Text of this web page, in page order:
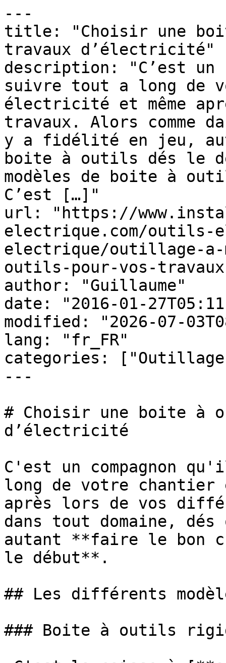
---
title: "Choisir une
travaux d’électricité"
description: "C’est un
suivre tout a long de
électricité et même
travaux. Alors comme
y a fidélité en jeu,
boite à outils dés le
modèles de boite à
C’est […]"
url: "https://
electrique.com/
electrique/outillage-
outils-pour-vos-
author: "Guillaume"
date: "2016-01-
modified: "2026-07-
lang: "fr_FR"
categories:
---
# Choisir une boite à
d’électricité
C'est un compagnon
long de votre chantier
après lors de vos
dans tout domaine,
autant **faire le bon
le début**.
## Les différents
### Boite à outils